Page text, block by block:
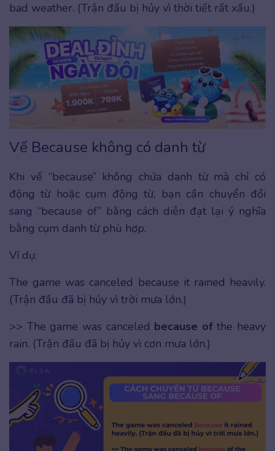
bad weather. (Trận đấu bị hủy vì thời tiết rất xấu.)
Vế Because không có danh từ
Khi vế “because” không chứa danh từ mà chỉ có
động từ hoặc cụm động từ, bạn cần chuyển đổi
sang “because of” bằng cách diễn đạt lại ý nghĩa
bằng cụm danh từ phù hợp.
Ví dụ:
The game was canceled because it rained heavily.
(Trận đấu đã bị hủy vì trời mưa lớn.)
>> The game was canceled because ofthe heavy
rain. (Trận đấu đã bị hủy vì cơn mưa lớn.)